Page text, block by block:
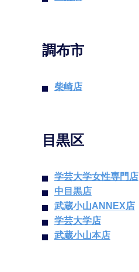
調布市
柴崎店
目黒区
学芸大学女性専門店
中目黒店
武蔵小山ANNEX店
学芸大学店
武蔵小山本店